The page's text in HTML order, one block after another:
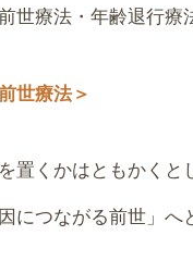
世療法・年齢退行療
世療法＞
くかはともかくと
につながる前世」へ